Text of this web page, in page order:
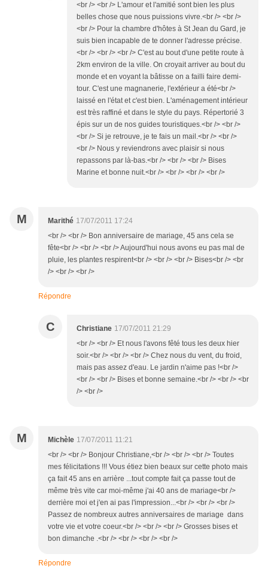
<br /> <br /> L'amour et l'amitié sont bien les plus
belles chose que nous puissions vivre.<br /> <br />
<br /> Pour la chambre d'hôtes à St Jean du Gard, je
suis bien incapable de te donner l'adresse précise.
<br /> <br /> <br /> C'est au bout d'une petite route à
2km environ de la ville. On croyait arriver au bout du
monde et en voyant la bâtisse on a failli faire demi-
tour. C'est une magnanerie, l'extérieur a été<br />
laissé en l'état et c'est bien. L'aménagement intérieur
est très raffiné et dans le style du pays. Répertorié 3
épis sur un de nos guides touristiques.<br /> <br />
<br /> Si je retrouve, je te fais un mail.<br /> <br />
<br /> Nous y reviendrons avec plaisir si nous
repassons par là-bas.<br /> <br /> <br /> Bises
Marine et bonne nuit.<br /> <br /> <br /> <br />
M Marithé 17/07/2011 17:24
<br /> <br /> Bon anniversaire de mariage, 45 ans cela se
fête<br /> <br /> <br /> Aujourd'hui nous avons eu pas mal de
pluie, les plantes respirent<br /> <br /> <br /> Bises<br /> <br
/> <br /> <br />
Répondre
C Christiane 17/07/2011 21:29
<br /> <br /> Et nous l'avons fêté tous les deux hier
soir.<br /> <br /> <br /> Chez nous du vent, du froid,
mais pas assez d'eau. Le jardin n'aime pas !<br />
<br /> <br /> Bises et bonne semaine.<br /> <br /> <br
/> <br />
M Michèle 17/07/2011 11:21
<br /> <br /> Bonjour Christiane,<br /> <br /> <br /> Toutes
mes félicitations !!! Vous étiez bien beaux sur cette photo mais
ça fait 45 ans en arrière ...tout compte fait ça passe tout de
même très vite car moi-même j'ai 40 ans de mariage<br />
derrière moi et j'en ai pas l'impression...<br /> <br /> <br />
Passez de nombreux autres anniversaires de mariage dans
votre vie et votre coeur.<br /> <br /> <br /> Grosses bises et
bon dimanche .<br /> <br /> <br /> <br />
Répondre